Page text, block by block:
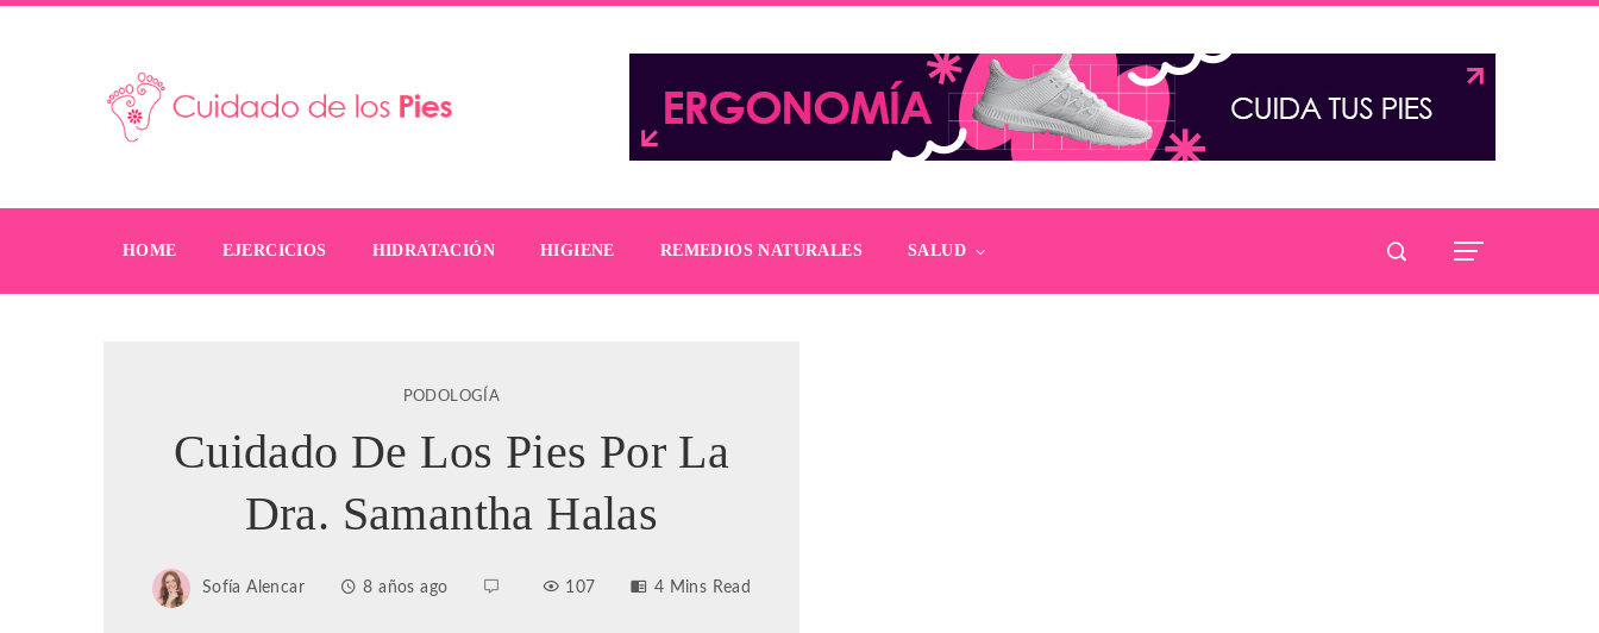
HOME EJERCICIOS HIDRATACIÓN HIGIENE REMEDIOS NATURALES SALUD
PODOLOGÍA
Cuidado De Los Pies Por La
Dra. Samantha Halas
Sofía Alencar 8 años ago 107 4 Mins Read